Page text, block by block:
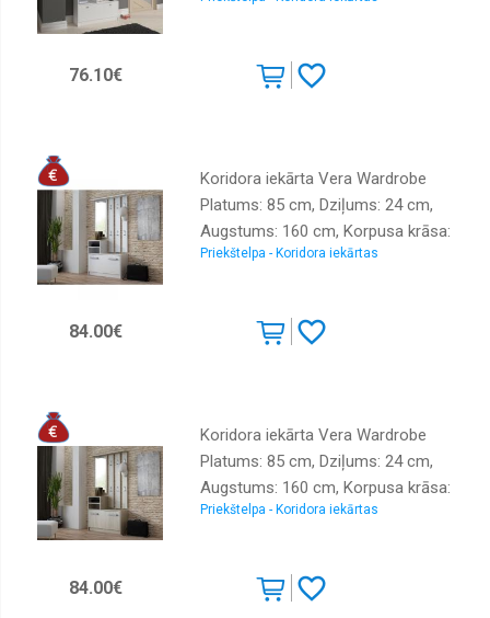
76.10€
Koridora iekārta Vera Wardrobe
Platums: 85 cm, Dziļums: 24 cm,
Augstums: 160 cm, Korpusa krāsa:
balts, Elementu krāsa: balts,
Elementu skaits: 3, Ar spoguli: jā, Ar
Priekštelpa - Koridora iekārtas
84.00€
Koridora iekārta Vera Wardrobe
Platums: 85 cm, Dziļums: 24 cm,
Augstums: 160 cm, Korpusa krāsa:
sonoma, Elementu krāsa: sonoma,
Elementu skaits: 3, Ar spoguli: jā, Ar
Priekštelpa - Koridora iekārtas
84.00€